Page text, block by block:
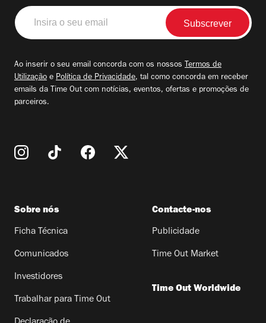
Insira
o
seu
Ao inserir o seu email concorda com os nossos Termos de
Utilização e Política de Privacidade, tal como concorda em receber
emails da Time Out com notícias, eventos, ofertas e promoções de
parceiros.
Sobre nós
Ficha Técnica
Comunicados
Investidores
Trabalhar para Time Out
Contacte-nos
Publicidade
Time Out Market
Time Out Worldwide